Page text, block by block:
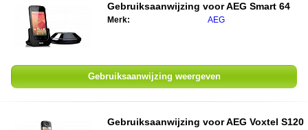
Gebruiksaanwijzing voorAEG Smart 64
Merk: AEG
Gebruiksaanwijzing weergeven
Gebruiksaanwijzing voorAEG Voxtel S120